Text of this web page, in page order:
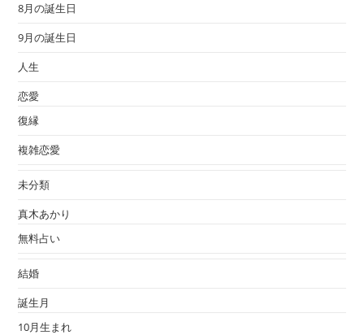
8月の誕生日
9月の誕生日
人生
恋愛
復縁
複雑恋愛
未分類
真木あかり
無料占い
結婚
誕生月
10月生まれ